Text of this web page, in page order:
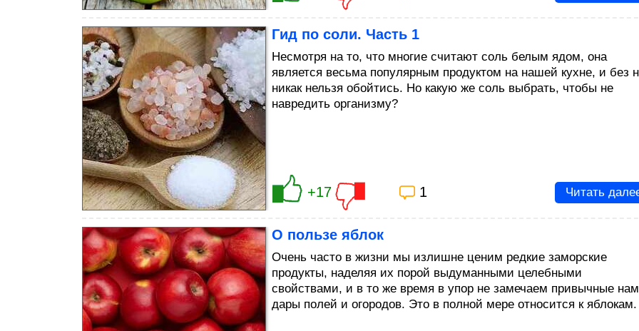
Гид по соли. Часть 1
Несмотря на то, что многие считают соль белым ядом, она
является весьма популярным продуктом на нашей кухне, и без
никак нельзя обойтись. Но какую же соль выбрать, чтобы не
навредить организму?
+17 1 Читать
О пользе яблок
Очень часто в жизни мы излишне ценим редкие заморские
продукты, наделяя их порой выдуманными целебными
свойствами, и в то же время в упор не замечаем привычные нам
дары полей и огородов. Это в полной мере относится к яблокам.